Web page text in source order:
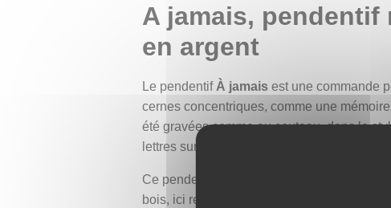
A jamais, pendentif
en argent
Le pendentif À jamais est une commande
cernes concentriques, comme une
été gravées comme au couteau, dans le
lettres sur l’écorce d’un arbre. Un bijou
Ce pendentif est un souvenir, un ancrage
bois, ici représenté en argent, est un